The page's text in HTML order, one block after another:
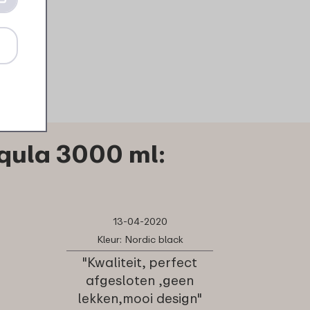
3000 ml:
13-04-2020
Kleur: Nordic black
"Kwaliteit, perfect
afgesloten ,geen
lekken,mooi design"